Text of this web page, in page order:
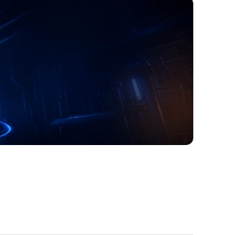
Read more